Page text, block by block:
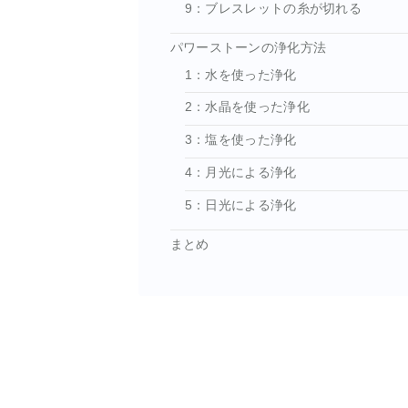
9：ブレスレットの糸が切れる
パワーストーンの浄化方法
1：水を使った浄化
2：水晶を使った浄化
3：塩を使った浄化
4：月光による浄化
5：日光による浄化
まとめ